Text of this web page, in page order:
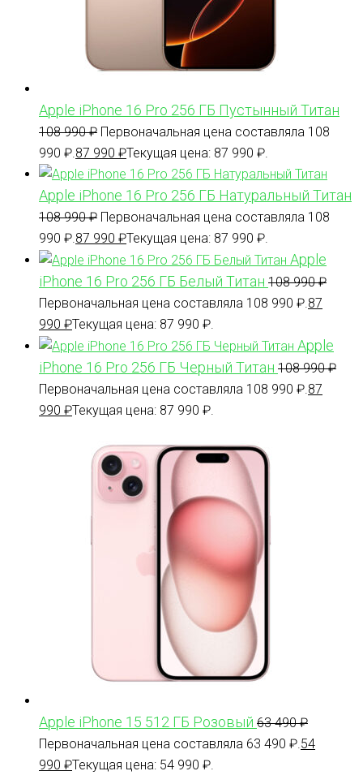
Apple iPhone 16 Pro 256 ГБ Пустынный Титан
108 990₽ Первоначальная цена составляла 108
990 ₽. 87 990 ₽Текущая цена: 87 990 ₽.
Apple iPhone 16 Pro 256 ГБ Натуральный Титан
108 990₽ Первоначальная цена составляла 108
990 ₽. 87 990 ₽Текущая цена: 87 990 ₽.
Apple
iPhone 16 Pro 256 ГБ Белый Титан 108 990₽
Первоначальная цена составляла 108 990 ₽. 87
990 ₽Текущая цена: 87 990 ₽.
Apple
iPhone 16 Pro 256 ГБ Черный Титан 108 990₽
Первоначальная цена составляла 108 990 ₽. 87
990 ₽Текущая цена: 87 990 ₽.
Apple iPhone 15 512 ГБ Розовый 63 490₽
Первоначальная цена составляла 63 490 ₽. 54
990 ₽Текущая цена: 54 990 ₽.